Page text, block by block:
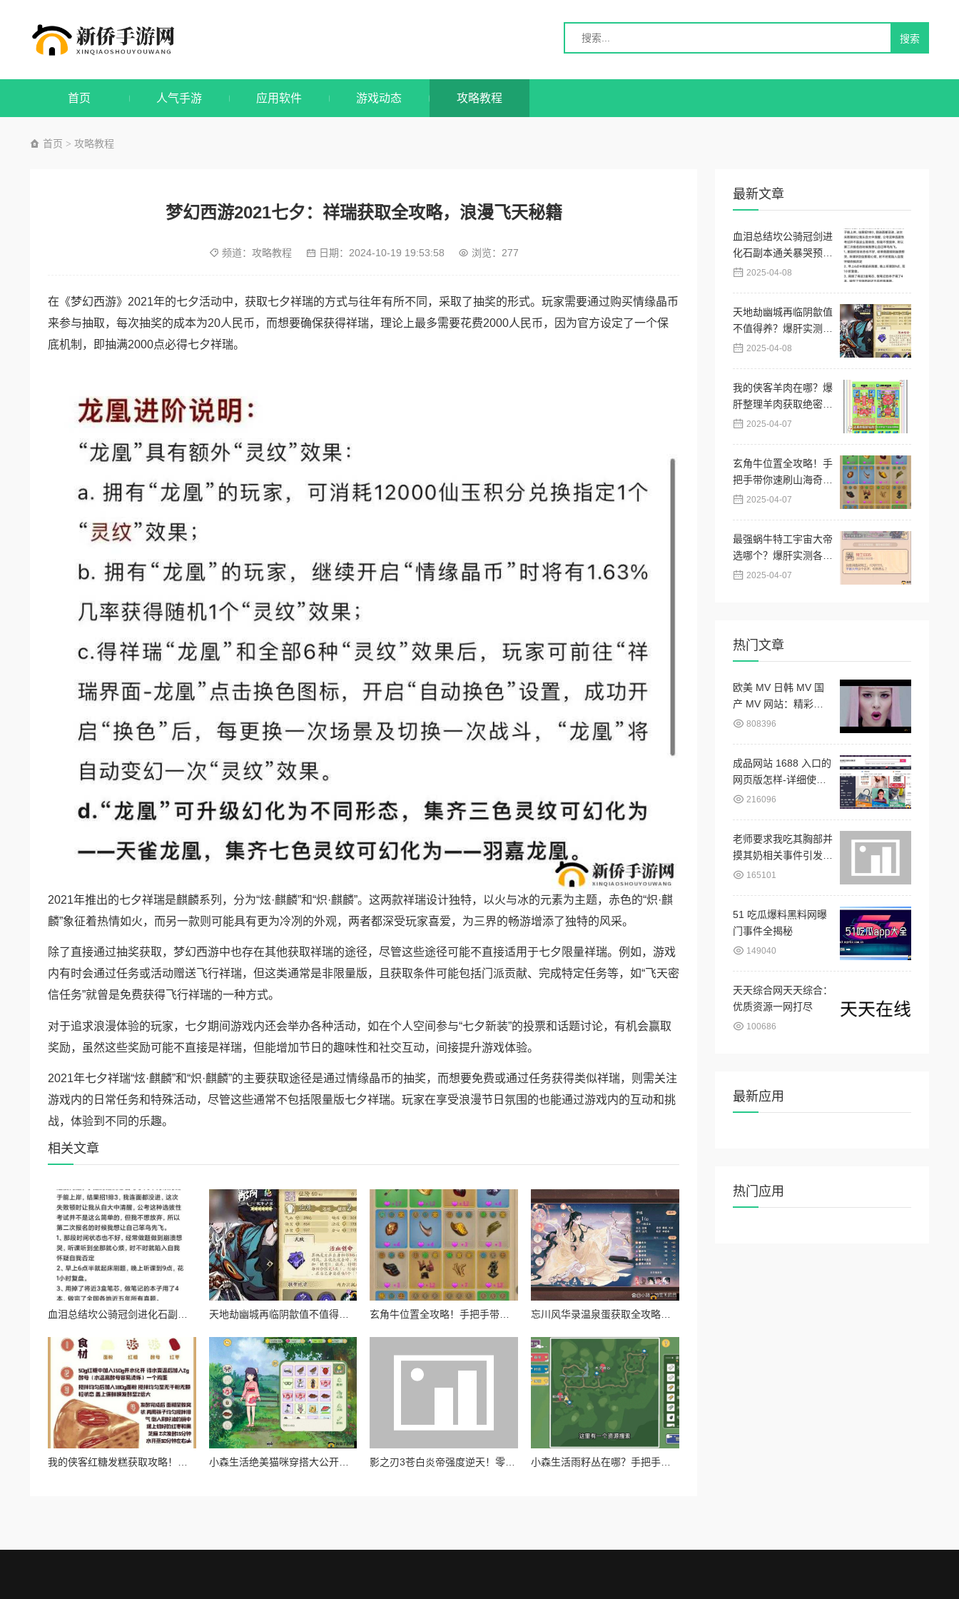
首页 人气手游 应用软件 游戏动态 攻略教程
首页 > 攻略教程
梦幻西游2021七夕：祥瑞获取全攻略，浪漫飞天秘籍
频道： 攻略教程 日期： 2024-10-19 19:53:58 浏览：277
在《梦幻西游》2021年的七夕活动中，获取七夕祥瑞的方式与往年有所不同，采取了抽奖的形式。玩家需要通过购买情缘晶币
来参与抽取，每次抽奖的成本为20人民币，而想要确保获得祥瑞，理论上最多需要花费2000人民币，因为官方设定了一个保
底机制，即抽满2000点必得七夕祥瑞。
2021年推出的七夕祥瑞是麒麟系列，分为“炫·麒麟”和“炽·麒麟”。这两款祥瑞设计独特，以火与冰的元素为主题，赤色的“炽·麒
麟”象征着热情如火，而另一款则可能具有更为冷冽的外观，两者都深受玩家喜爱，为三界的畅游增添了独特的风采。
除了直接通过抽奖获取，梦幻西游中也存在其他获取祥瑞的途径，尽管这些途径可能不直接适用于七夕限量祥瑞。例如，游戏
内有时会通过任务或活动赠送飞行祥瑞，但这类通常是非限量版，且获取条件可能包括门派贡献、完成特定任务等，如“飞天密
信任务”就曾是免费获得飞行祥瑞的一种方式。
对于追求浪漫体验的玩家，七夕期间游戏内还会举办各种活动，如在个人空间参与“七夕新装”的投票和话题讨论，有机会赢取
奖励，虽然这些奖励可能不直接是祥瑞，但能增加节日的趣味性和社交互动，间接提升游戏体验。
2021年七夕祥瑞“炫·麒麟”和“炽·麒麟”的主要获取途径是通过情缘晶币的抽奖，而想要免费或通过任务获得类似祥瑞，则需关注
游戏内的日常任务和特殊活动，尽管这些通常不包括限量版七夕祥瑞。玩家在享受浪漫节日氛围的也能通过游戏内的互动和挑
战，体验到不同的乐趣。
相关文章
天地劫幽城再临阴歙值不值得养？爆肝实测强度逆天？必看攻略！
小森生活绝美猫咪穿搭大公开！超全获取攻略一次收齐
最新文章
血泪总结坎公骑冠剑进
化石副本通关暴哭预
警！保姆级操作秘籍
2025-04-08
天地劫幽城再临阴歙值
不值得养？爆肝实测强
度逆天？必看攻略！
2025-04-08
我的侠客羊肉在哪？爆
肝整理羊肉获取绝密位
置！手残党必看攻略
2025-04-07
玄角牛位置全攻略！手
把手带你速刷山海奇珍
宝图2025-04-07
最强蜗牛特工宇宙大帝
选哪个？爆肝实测各选
项奖励全解析！
2025-04-07
热门文章
欧美 MV 日韩 MV 国
产 MV 网站：精彩音
乐荟萃
808396
成品网站 1688 入口的
网页版怎样-详细使用
教程与功能介绍
216096
老师要求我吃其胸部并
摸其奶相关事件引发争
议 165101
51 吃瓜爆料黑料网曝
门事件全揭秘
149040
天天综合网天天综合：
优质资源一网打尽
100686
最新应用
热门应用